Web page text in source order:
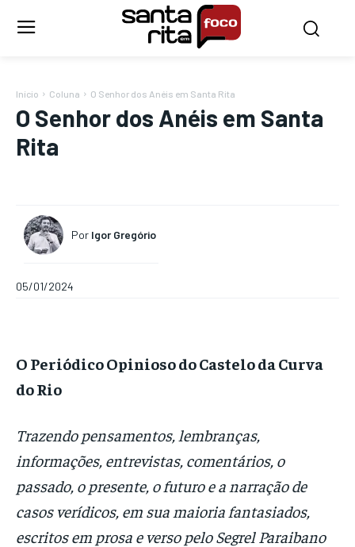
Início Coluna O Senhor dos Anéis em Santa Rita
O Senhor dos Anéis em Santa
Rita
Por Igor Gregório
05/01/2024
O Periódico Opinioso do Castelo da Curva
do Rio
Trazendo pensamentos, lembranças,
informações, entrevistas, comentários, o
passado, o presente, o futuro e a narração de
casos verídicos, em sua maioria fantasiados,
escritos em prosa e verso pelo Segrel Paraibano